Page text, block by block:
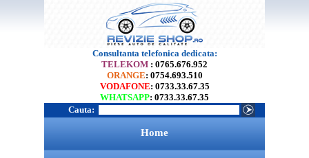
Consultanta telefonica dedicata:
TELEKOM : 0765.676.952
ORANGE: 0754.693.510
VODAFONE: 0733.33.67.35
WHATSAPP: 0733.33.67.35
Cauta:
Home